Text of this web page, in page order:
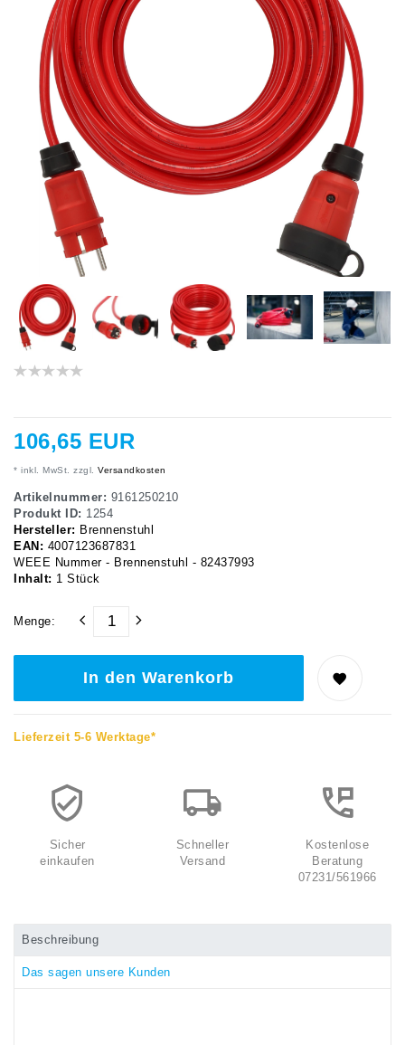
106,65 EUR
* inkl. MwSt. zzgl. Versandkosten
Artikelnummer: 9161250210
Produkt ID: 1254
Hersteller: Brennenstuhl
EAN: 4007123687831
WEEE Nummer - Brennenstuhl - 82437993
Inhalt: 1 Stück
Menge:
In den Warenkorb
Lieferzeit 5-6 Werktage*
Sicher
einkaufen
Schneller
Versand
Kostenlose
Beratung
07231/561966
Beschreibung
Das sagen unsere Kunden